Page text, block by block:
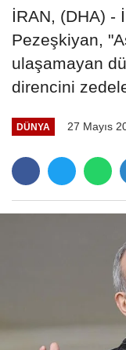
İRAN, (DHA) -
Pezeşkiyan,
ulaşamayan
direncini
DÜNYA 27 Mayıs